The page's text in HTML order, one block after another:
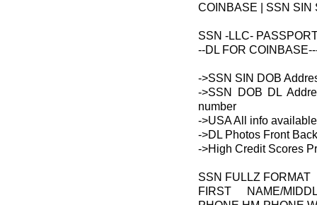
COINBASE | SSN SIN
SSN -LLC-
--DL FOR
->SSN SIN DOB
->SSN DOB DL
number
->USA All info
->DL Photos Front
->High Credit Scores
SSN FULLZ FORMAT
FIRST NAME/